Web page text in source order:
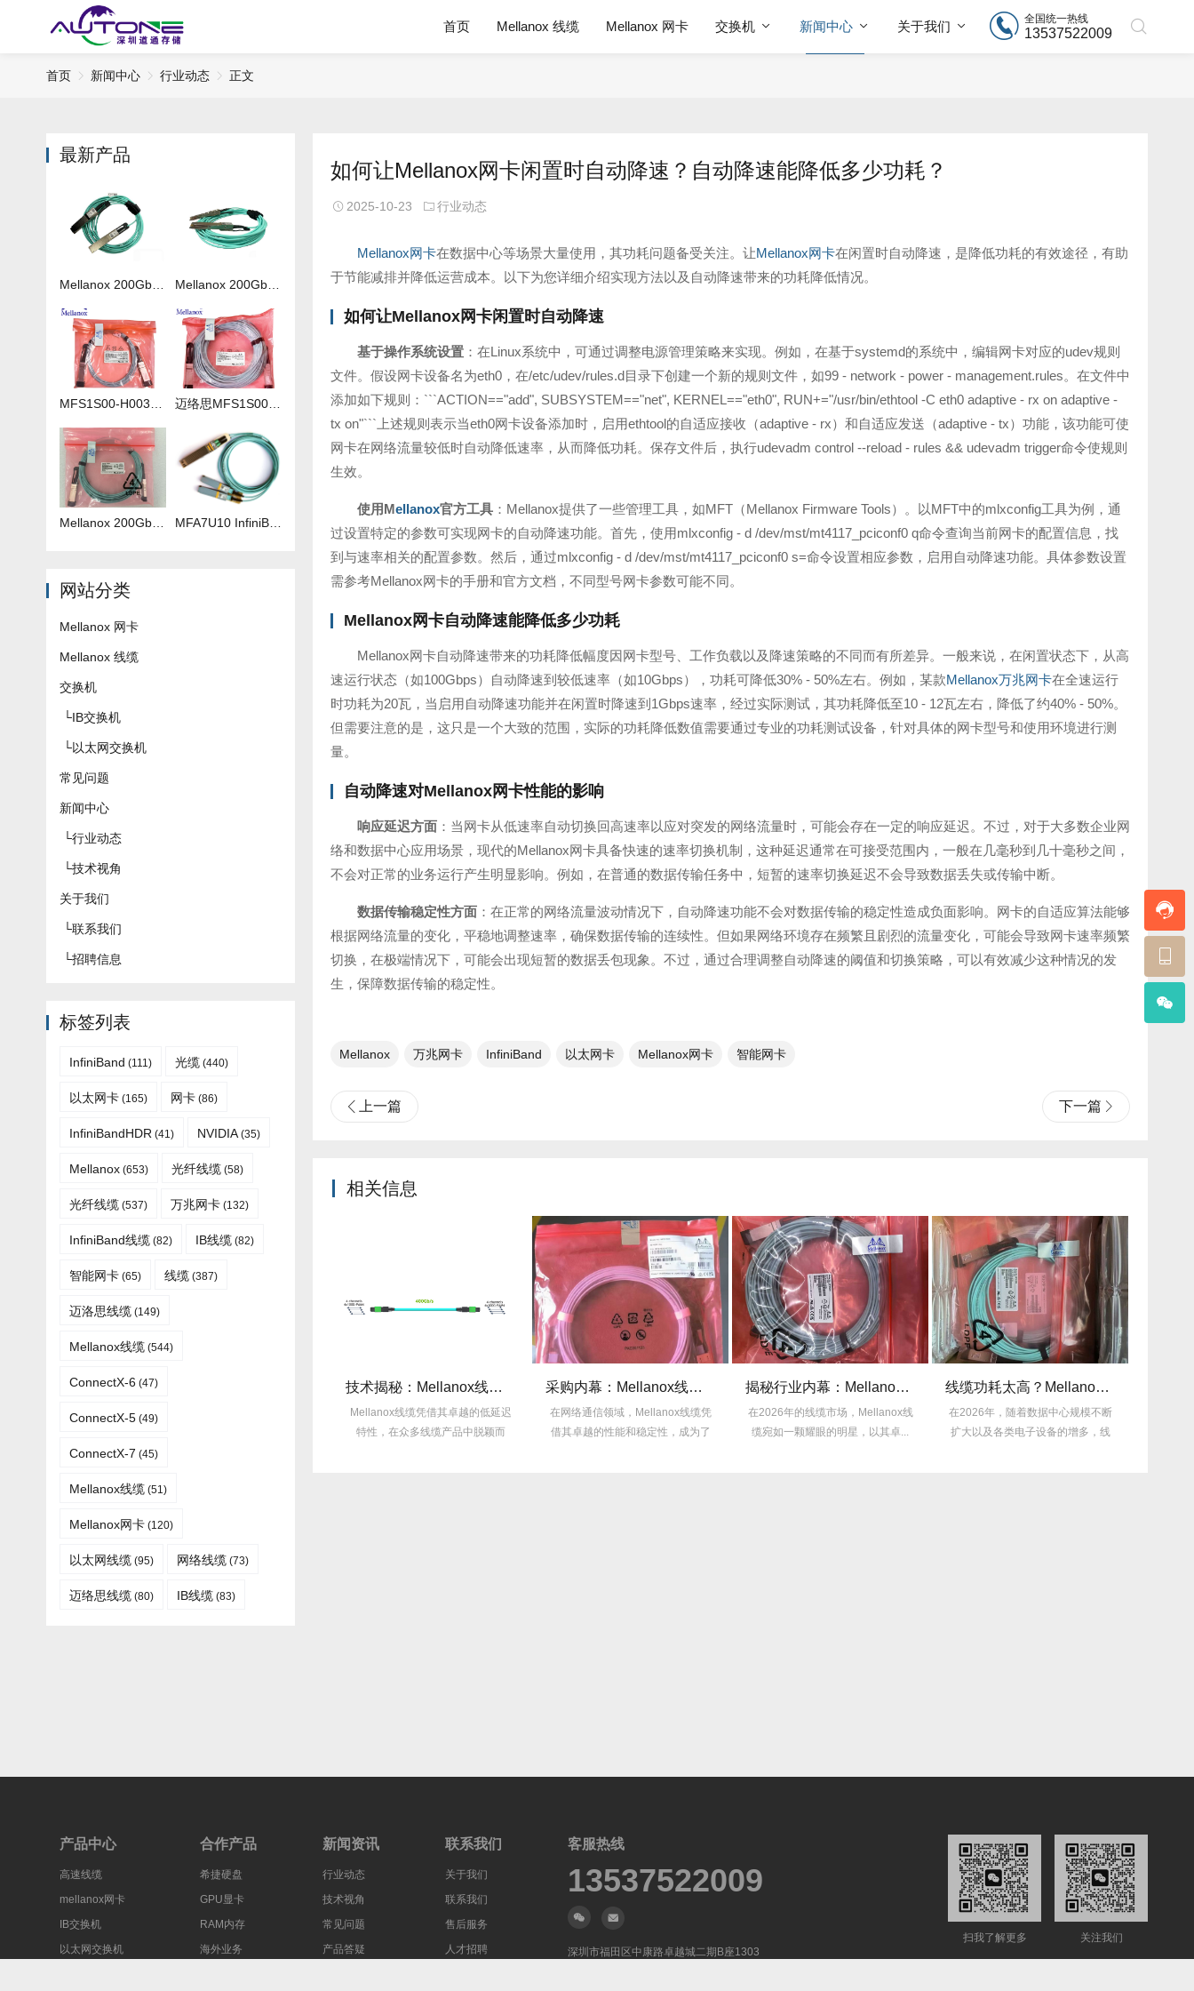
首页 Mellanox 线缆 Mellanox 网卡 交换机 新闻中心 关于我们
全国统一热线
13537522009
首页 新闻中心 行业动态 正文
如何让Mellanox网卡闲置时自动降速？自动降速能降低多少功耗？
2025-10-23 行业动态
Mellanox网卡在数据中心等场景大量使用，其功耗问题备受关注。让Mellanox网卡在闲置时自动降速，是降低功耗的有效途径，有助
于节能减排并降低运营成本。以下为您详细介绍实现方法以及自动降速带来的功耗降低情况。
如何让Mellanox网卡闲置时自动降速
基于操作系统设置 ：在Linux系统中，可通过调整电源管理策略来实现。例如，在基于systemd的系统中，编辑网卡对应的udev规则
文件。假设网卡设备名为eth0，在/etc/udev/rules.d目录下创建一个新的规则文件，如99 - network - power - management.rules。在文件中
添加如下规则：```ACTION=="add", SUBSYSTEM=="net", KERNEL=="eth0", RUN+="/usr/bin/ethtool -C eth0 adaptive - rx on adaptive -
tx on"```上述规则表示当eth0网卡设备添加时，启用ethtool的自适应接收（adaptive - rx）和自适应发送（adaptive - tx）功能，该功能可使
网卡在网络流量较低时自动降低速率，从而降低功耗。保存文件后，执行udevadm control --reload - rules && udevadm trigger命令使规则
生效。
使用Mellanox官方工具 ：Mellanox提供了一些管理工具，如MFT（Mellanox Firmware Tools）。以MFT中的mlxconfig工具为例，通
过设置特定的参数可实现网卡的自动降速功能。首先，使用mlxconfig - d /dev/mst/mt4117_pciconf0 q命令查询当前网卡的配置信息，找
到与速率相关的配置参数。然后，通过mlxconfig - d /dev/mst/mt4117_pciconf0 s=命令设置相应参数，启用自动降速功能。具体参数设置
需参考Mellanox网卡的手册和官方文档，不同型号网卡参数可能不同。
Mellanox网卡自动降速能降低多少功耗
Mellanox网卡自动降速带来的功耗降低幅度因网卡型号、工作负载以及降速策略的不同而有所差异。一般来说，在闲置状态下，从高
速运行状态（如100Gbps）自动降速到较低速率（如10Gbps），功耗可降低30% - 50%左右。例如，某款Mellanox万兆网卡在全速运行
时功耗为20瓦，当启用自动降速功能并在闲置时降速到1Gbps速率，经过实际测试，其功耗降低至10 - 12瓦左右，降低了约40% - 50%。
但需要注意的是，这只是一个大致的范围，实际的功耗降低数值需要通过专业的功耗测试设备，针对具体的网卡型号和使用环境进行测
量。
自动降速对Mellanox网卡性能的影响
响应延迟方面 ：当网卡从低速率自动切换回高速率以应对突发的网络流量时，可能会存在一定的响应延迟。不过，对于大多数企业网
络和数据中心应用场景，现代的Mellanox网卡具备快速的速率切换机制，这种延迟通常在可接受范围内，一般在几毫秒到几十毫秒之间，
不会对正常的业务运行产生明显影响。例如，在普通的数据传输任务中，短暂的速率切换延迟不会导致数据丢失或传输中断。
数据传输稳定性方面 ：在正常的网络流量波动情况下，自动降速功能不会对数据传输的稳定性造成负面影响。网卡的自适应算法能够
根据网络流量的变化，平稳地调整速率，确保数据传输的连续性。但如果网络环境存在频繁且剧烈的流量变化，可能会导致网卡速率频繁
切换，在极端情况下，可能会出现短暂的数据丢包现象。不过，通过合理调整自动降速的阈值和切换策略，可以有效减少这种情况的发
生，保障数据传输的稳定性。
Mellanox 万兆网卡 InfiniBand 以太网卡 Mellanox网卡 智能网卡
上一篇 下一篇
相关信息
旧线缆故障每月3次？Mellanox线缆全年零故障，太省心！
旧线缆频繁故障
Mellanox线缆以其出色的性能在市
技术揭秘：Mellanox线缆低延迟背后的“信号优化”黑科技！
Mellanox线缆凭借其卓越的低延迟
特性，在众多线缆产品中脱颖而
采购内幕：Mellanox线缆验真3步走，假货休想蒙混过关！
在网络通信领域，Mellanox线缆凭
借其卓越的性能和稳定性，成为了
揭秘行业内幕：Mellanox线缆为何比同类产品耐用3倍？
在2026年的线缆市场，Mellanox线
缆宛如一颗耀眼的明星，以其卓...
线缆功耗太高？Mellanox线缆低功耗方案能省多少电费？
在2026年，随着数据中心规模不断
扩大以及各类电子设备的增多，线
最新产品
网站分类
Mellanox 网卡
Mellanox 线缆
交换机
└IB交换机
└以太网交换机
常见问题
新闻中心
└行业动态
└技术视角
关于我们
└联系我们
└招聘信息
标签列表
InfiniBand (111) 光缆 (440)
以太网卡 (165) 网卡 (86)
InfiniBandHDR (41) NVIDIA(35)
Mellanox (653) 光纤线缆 (58)
光纤线缆​ (537) 万兆网卡 (132)
InfiniBand线缆 (82) IB线缆 (82)
智能网卡 (65) 线缆 (387)
迈洛思线缆 (149)
Mellanox线缆 (544)
ConnectX-6 (47)
ConnectX-5 (49)
ConnectX-7 (45)
Mellanox线缆​ (51)
Mellanox网卡 (120)
以太网线缆 (95) 网络线缆 (73)
迈络思线缆 (80) IB线缆​ (83)
产品中心
高速线缆
mellanox网卡
IB交换机
以太网交换机
合作产品
希捷硬盘
GPU显卡
RAM内存
海外业务
新闻资讯
行业动态
技术视角
常见问题
产品答疑
联系我们
关于我们
联系我们
售后服务
人才招聘
客服热线
13537522009
深圳市福田区中康路卓越城二期B座1303
扫我了解更多 关注我们